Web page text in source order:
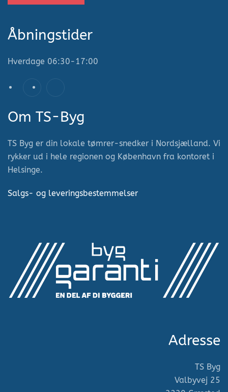
Åbningstider
Hverdage 06:30-17:00
Om TS-Byg
TS Byg er din lokale tømrer-snedker i Nordsjælland. Vi
rykker ud i hele regionen og København fra kontoret i
Helsinge.
Salgs- og leveringsbestemmelser
Adresse
TS Byg
Valbyvej 25